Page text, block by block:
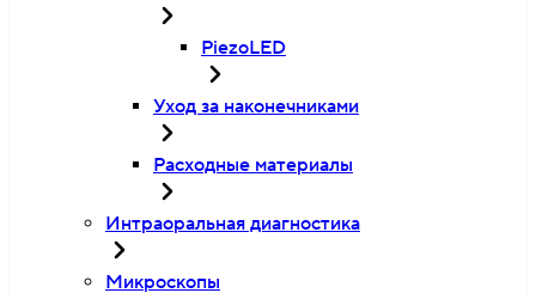
PiezoLED
Уход за наконечниками
Расходные материалы
Интраоральная диагностика
Микроскопы